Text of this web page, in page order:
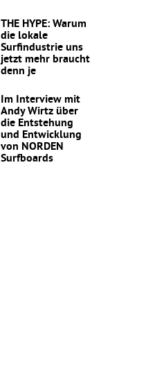
THE HYPE: Warum
die lokale
Surfindustrie uns
jetzt mehr braucht
denn je
Im Interview mit
Andy Wirtz über
die Entstehung
und Entwicklung
von NORDEN
Surfboards